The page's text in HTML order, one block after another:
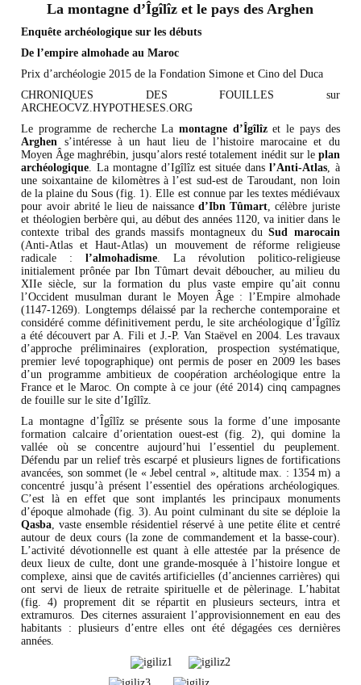
La montagne d’Îgîlîz et le pays des Arghen
Enquête archéologique sur les débuts
De l’empire almohade au Maroc
Prix d’archéologie 2015 de la Fondation Simone et Cino del Duca
CHRONIQUES DES FOUILLES sur
ARCHEOCVZ.HYPOTHESES.ORG
Le programme de recherche La montagne d’Îgîlîzet le pays des
Arghen s’intéresse à un haut lieu de l’histoire marocaine et du
Moyen Âge maghrébin, jusqu’alors resté totalement inédit sur le plan
archéologique. La montagne d’Igîlîz est située dansl’Anti-Atlas, à
une soixantaine de kilomètres à l’est sud-est de Taroudant, non loin
de la plaine du Sous (fig. 1). Elle est connue par les textes médiévaux
pour avoir abrité le lieu de naissance d’Ibn Tûmart, célèbre juriste
et théologien berbère qui, au début des années 1120, va initier dans le
contexte tribal des grands massifs montagneux duSud marocain
(Anti-Atlas et Haut-Atlas) un mouvement de réforme religieuse
radicale :l’almohadisme. La révolution politico-religieuse
initialement prônée par Ibn Tûmart devait déboucher, au milieu du
XIIe siècle, sur la formation du plus vaste empire qu’ait connu
l’Occident musulman durant le Moyen Âge : l’Empire almohade
(1147-1269). Longtemps délaissé par la recherche contemporaine et
considéré comme définitivement perdu, le site archéologique d’Îgîlîz
a été découvert par A. Fili et J.-P. Van Staëvel en 2004. Les travaux
d’approche préliminaires (exploration, prospection systématique,
premier levé topographique) ont permis de poser en 2009 les bases
d’un programme ambitieux de coopération archéologique entre la
France et le Maroc. On compte à ce jour (été 2014) cinq campagnes
de fouille sur le site d’Igîlîz.
La montagne d’Îgîlîz se présente sous la forme d’une imposante
formation calcaire d’orientation ouest-est (fig. 2), qui domine la
vallée où se concentre aujourd’hui l’essentiel du peuplement.
Défendu par un relief très escarpé et plusieurs lignes de fortifications
avancées, son sommet (le « Jebel central », altitude max. : 1354 m) a
concentré jusqu’à présent l’essentiel des opérations archéologiques.
C’est là en effet que sont implantés les principaux monuments
d’époque almohade (fig. 3). Au point culminant du site se déploie la
Qasba, vaste ensemble résidentiel réservé à une petite élite et centré
autour de deux cours (la zone de commandement et la basse-cour).
L’activité dévotionnelle est quant à elle attestée par la présence de
deux lieux de culte, dont une grande-mosquée à l’histoire longue et
complexe, ainsi que de cavités artificielles (d’anciennes carrières) qui
ont servi de lieux de retraite spirituelle et de pèlerinage. L’habitat
(fig. 4) proprement dit se répartit en plusieurs secteurs, intra et
extramuros. Des citernes assuraient l’approvisionnement en eau des
habitants : plusieurs d’entre elles ont été dégagées ces dernières
années.